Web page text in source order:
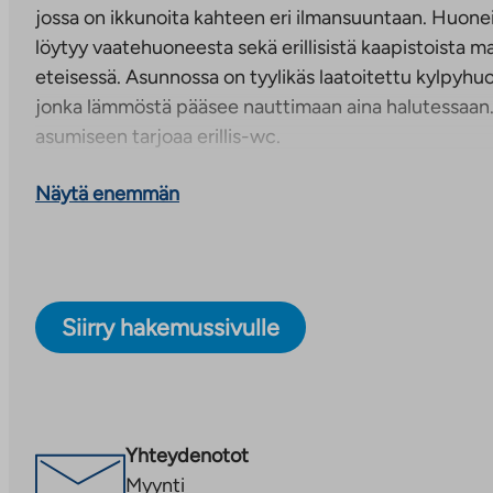
jossa on ikkunoita kahteen eri ilmansuuntaan.
löytyy vaatehuoneesta sekä erillisistä kaapistoista
eteisessä. Asunnossa on tyylikäs laatoitettu
jonka lämmöstä pääsee nauttimaan aina
asumiseen tarjoaa erillis-wc.
Moderni asumisoikeuskohde kehittyvällä Savilahden
on oma sauna sekä modernit pintamateriaalit.
Monipuoliset yhteistilat asukkaiden käytössä
Näytä enemmän
Siirry hakemussivulle
Yhteydenotot
Myynti